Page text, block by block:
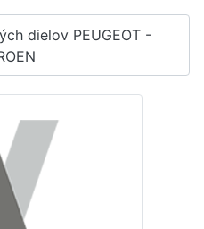
dielov PEUGEOT -